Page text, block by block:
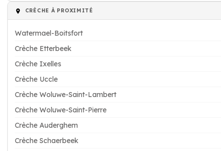
CRÈCHE À PROXIMITÉ
Watermael-Boitsfort
Crèche Etterbeek
Crèche Ixelles
Crèche Uccle
Crèche Woluwe-Saint-Lambert
Crèche Woluwe-Saint-Pierre
Crèche Auderghem
Crèche Schaerbeek